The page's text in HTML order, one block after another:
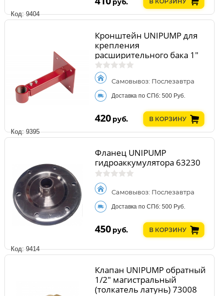
Код: 9404
руб.
Код: 9395
Кронштейн UNIPUMP для
крепления
расширительного бака 1"
97133
Самовывоз: Послезавтра
Доставка по СПб: 500 Руб.
420 руб. В КОРЗИНУ
Код: 9414
Фланец UNIPUMP
гидроаккумулятора 63230
Самовывоз: Послезавтра
Доставка по СПб: 500 Руб.
450 руб. В КОРЗИНУ
Клапан UNIPUMP обратный
1/2" магистральный
(толкатель латунь) 73008